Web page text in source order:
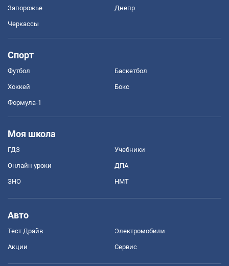
Запорожье Днепр
Черкассы
Спорт
Футбол Баскетбол
Хоккей Бокс
Формула-1
Моя школа
ГДЗ Учебники
Онлайн уроки ДПА
ЗНО НМТ
Авто
Тест Драйв Электромобили
Акции Сервис